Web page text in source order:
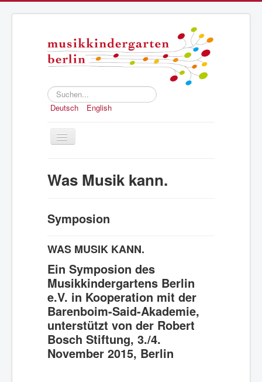
Suchen...
Deutsch
English
Toggle
Konzept
Struktur und Geschichte
Presse
Was Musik kann.
Stellen/Ausschreibungen
Was Musik kann.
Symposion
WAS MUSIK KANN.
Ein Symposion des
Musikkindergartens Berlin
e.V. in Kooperation mit der
Barenboim-Said-Akademie,
unterstützt von der Robert
Bosch Stiftung, 3./4.
November 2015, Berlin